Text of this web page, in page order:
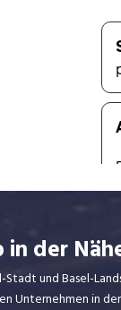
in der
und Basel-
Unternehmen in